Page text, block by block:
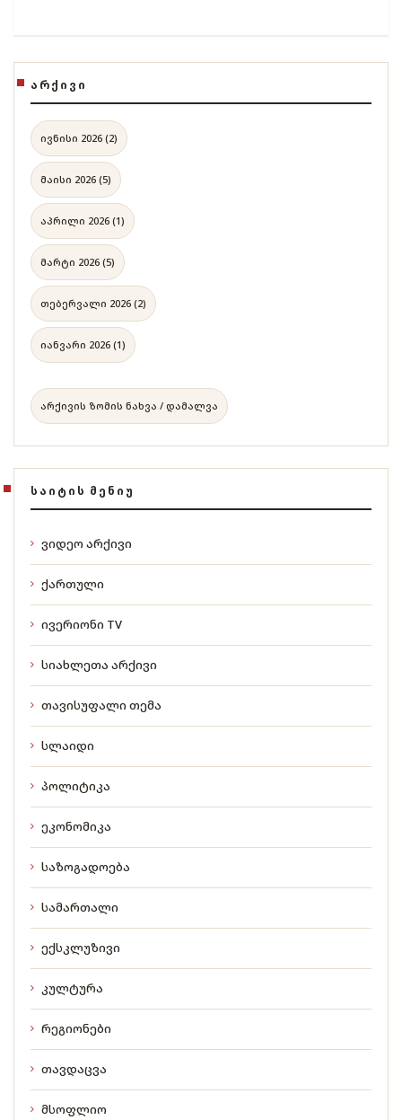
ᲐᲠᲥᲘᲕᲘ
ივნისი 2026 (2)
მაისი 2026 (5)
აპრილი 2026 (1)
მარტი 2026 (5)
თებერვალი 2026 (2)
იანვარი 2026 (1)
არქივის ზომის ნახვა / დამალვა
ᲡᲐᲘᲢᲘᲡ ᲛᲔᲜᲘᲣ
ვიდეო არქივი
ქართული
ივერიონი TV
სიახლეთა არქივი
თავისუფალი თემა
სლაიდი
პოლიტიკა
ეკონომიკა
საზოგადოება
სამართალი
ექსკლუზივი
კულტურა
რეგიონები
თავდაცვა
მსოფლიო